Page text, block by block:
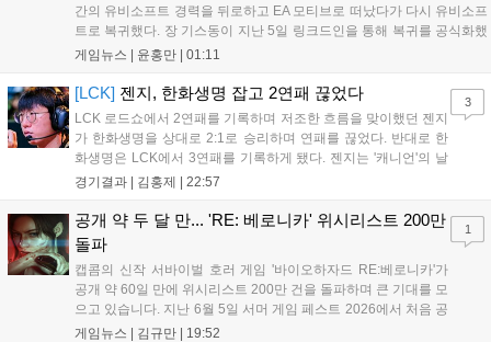
간의 유비소프트 경력을 뒤로하고 EA 모티브로 떠났다가 다시 유비소프
트로 복귀했다. 장 기스동이 지난 5일 링크드인을 통해 복귀를 공식화했
으며, 구체적인 담당 업무는 미정이나 최근 디렉터가 퇴사한 어쌔신 크
기를 이끈 그의 복귀가 개발 난항을 겪는 헥세에 어떤 활력을 불어넣을
지 업계의 이목이 쏠리고 있다....
게임뉴스 | 윤홍만 | 01:11
[LCK] 젠지, 한화생명 잡고 2연패 끊었다
LCK 로드쇼에서 2연패를 기록하며 저조한 흐름을 맞이했던 젠지
가 한화생명을 상대로 2:1로 승리하며 연패를 끊었다. 반대로 한
화생명은 LCK에서 3연패를 기록하게 됐다. 젠지는 '캐니언'의 날
카로운 갱킹으로 '제우스'의 럼블을 상대로 점멸까지 빼내고 킬을
따냈고, 바텀 원딜끼리 1:1 교전...
경기결과 | 김홍제 | 22:57
3
공개 약 두 달 만... 'RE: 베로니카' 위시리스트 200만
돌파
캡콤의 신작 서바이벌 호러 게임 '바이오하자드 RE:베로니카'가
공개 약 60일 만에 위시리스트 200만 건을 돌파하며 큰 기대를 모
으고 있습니다. 지난 6월 5일 서머 게임 페스트 2026에서 처음 공
개된 이 게임은 2000년 작을 현대적으로 재구성한 작품으로,
게임뉴스 | 김규만 | 19:52
1